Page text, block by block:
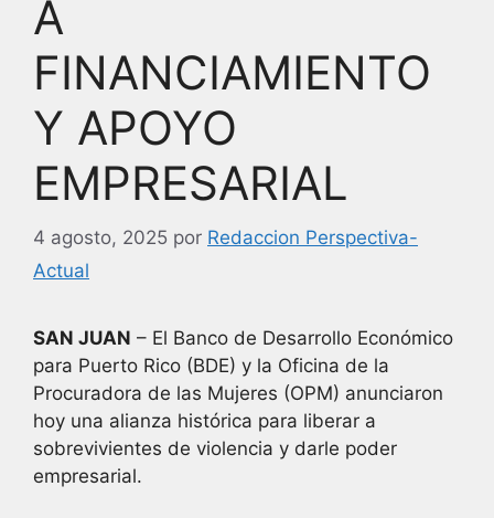
A
FINANCIAMIENTO
Y APOYO
EMPRESARIAL
4 agosto, 2025 por Redaccion Perspectiva-
Actual
SAN JUAN – El Banco de Desarrollo Económico
para Puerto Rico (BDE) y la Oficina de la
Procuradora de las Mujeres (OPM) anunciaron
hoy una alianza histórica para liberar a
sobrevivientes de violencia y darle poder
empresarial.